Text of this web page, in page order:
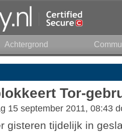
Achtergrond
Tor-
15 september 2011, 08:43
gisteren tijdelijk in